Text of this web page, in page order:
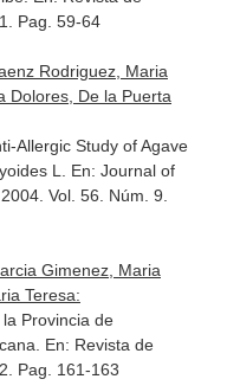
Pag. 59-64
Rodriguez, Maria
Dolores, De la Puerta
Allergic Study of Agave
L. En: Journal of
Vol. 56. Núm. 9.
Gimenez, Maria
Teresa:
Provincia de
En: Revista de
Pag. 161-163